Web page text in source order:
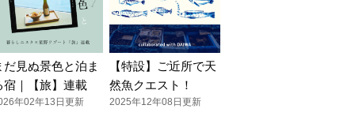
だ見ぬ景色と泊ま
宿｜【旅】連載
年02年13日更新
【特設】ご近所で天
然魚クエスト！
2025年12年08日更新